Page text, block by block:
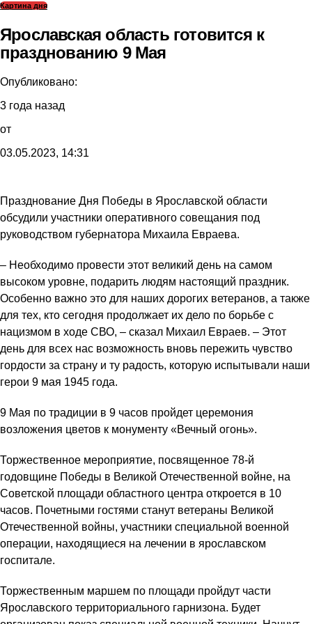
Картина дня
Ярославская область готовится к
празднованию 9 Мая
Опубликовано:
3 года назад
от
03.05.2023, 14:31
Празднование Дня Победы в Ярославской области
обсудили участники оперативного совещания под
руководством губернатора Михаила Евраева.
– Необходимо провести этот великий день на самом
высоком уровне, подарить людям настоящий праздник.
Особенно важно это для наших дорогих ветеранов, а также
для тех, кто сегодня продолжает их дело по борьбе с
нацизмом в ходе СВО, – сказал Михаил Евраев. – Этот
день для всех нас возможность вновь пережить чувство
гордости за страну и ту радость, которую испытывали наши
герои 9 мая 1945 года.
9 Мая по традиции в 9 часов пройдет церемония
возложения цветов к монументу «Вечный огонь».
Торжественное мероприятие, посвященное 78-й
годовщине Победы в Великой Отечественной войне, на
Советской площади областного центра откроется в 10
часов. Почетными гостями станут ветераны Великой
Отечественной войны, участники специальной военной
операции, находящиеся на лечении в ярославском
госпитале.
Торжественным маршем по площади пройдут части
Ярославского территориального гарнизона. Будет